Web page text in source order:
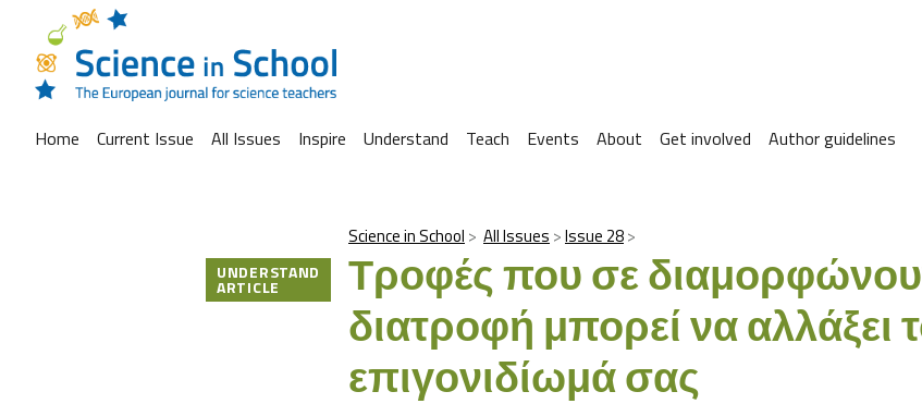
Home Current Issue All Issues Inspire Understand Teach Events About Get involved Author guidelines
Science in School All Issues Issue 28
Τροφές που σε
διατροφή μπορεί να αλλάξει
επιγονιδίωμά σας
UNDERSTAND
ARTICLE